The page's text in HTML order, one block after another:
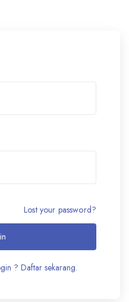
Lost your password?
? Daftar sekarang.